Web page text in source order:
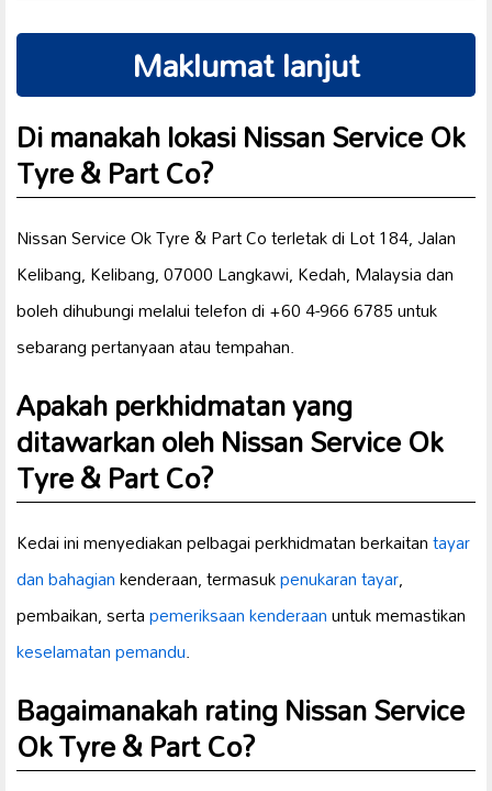
Maklumat lanjut
Di manakah lokasi Nissan Service Ok
Tyre & Part Co?
Nissan Service Ok Tyre & Part Co terletak di Lot 184, Jalan
Kelibang, Kelibang, 07000 Langkawi, Kedah, Malaysia dan
boleh dihubungi melalui telefon di +60 4-966 6785 untuk
sebarang pertanyaan atau tempahan.
Apakah perkhidmatan yang
ditawarkan oleh Nissan Service Ok
Tyre & Part Co?
Kedai ini menyediakan pelbagai perkhidmatan berkaitantayar
dan bahagiankenderaan, termasukpenukaran tayar,
pembaikan, sertapemeriksaan kenderaanuntuk memastikan
keselamatan pemandu.
Bagaimanakah rating Nissan Service
Ok Tyre & Part Co?